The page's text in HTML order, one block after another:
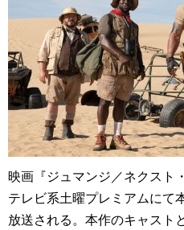
映画『ジュマンジ／ネクスト
テレビ系土曜プレミアムにて
放送される。本作のキャスト